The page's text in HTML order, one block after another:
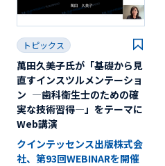
トピックス
萬田久美子氏が「基礎から見
直すインスツルメンテーショ
ン ―歯科衛生士のための確
実な技術習得―」をテーマに
Web講演
クインテッセンス出版株式会
社、第93回WEBINARを開催